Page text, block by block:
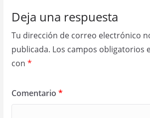
Deja una respuesta
Tu dirección de correo electrónico
publicada. Los campos obligatorios
con *
Comentario *